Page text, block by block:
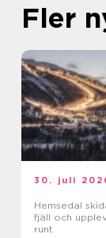
Fler
30. juli
Hemsedal skidåkning,
fjäll och
runt